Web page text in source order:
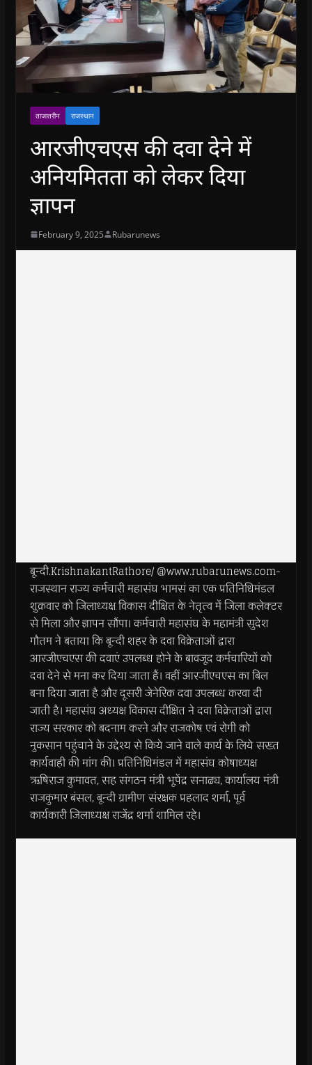
ताजातरीन राजस्थान
आरजीएचएस की दवा देने में
अनियमितता को लेकर दिया
ज्ञापन
February 9, 2025 Rubarunews
बून्दी.KrishnakantRathore/ @www.rubarunews.com-
राजस्थान राज्य कर्मचारी महासंघ भामसं का एक प्रतिनिधिमंडल
शुक्रवार को जिलाध्यक्ष विकास दीक्षित के नेतृत्व में जिला कलेक्टर
से मिला और ज्ञापन सौंपा। कर्मचारी महासंघ के महामंत्री सुदेश
गौतम ने बताया कि बून्दी शहर के दवा विक्रेताओं द्वारा
आरजीएचएस की दवाएं उपलब्ध होने के बावजूद कर्मचारियों को
दवा देने से मना कर दिया जाता हैं। वहीं आरजीएचएस का बिल
बना दिया जाता है और दूसरी जेनेरिक दवा उपलब्ध करवा दी
जाती है। महासंघ अध्यक्ष विकास दीक्षित ने दवा विक्रेताओं द्वारा
राज्य सरकार को बदनाम करने और राजकोष एवं रोगी को
नुकसान पहुंचाने के उद्देश्य से किये जाने वाले कार्य के लिये सख्त
कार्यवाही की मांग की। प्रतिनिधिमंडल में महासंघ कोषाध्यक्ष
ऋषिराज कुमावत, सह संगठन मंत्री भूपेंद्र सनाढ्य, कार्यालय मंत्री
राजकुमार बंसल, बून्दी ग्रामीण संरक्षक प्रहलाद शर्मा, पूर्व
कार्यकारी जिलाध्यक्ष राजेंद्र शर्मा शामिल रहे।